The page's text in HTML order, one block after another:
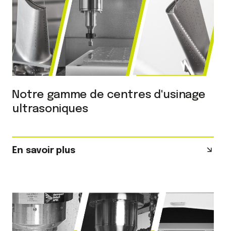
Notre gamme de centres d'usinage
ultrasoniques
En savoir plus